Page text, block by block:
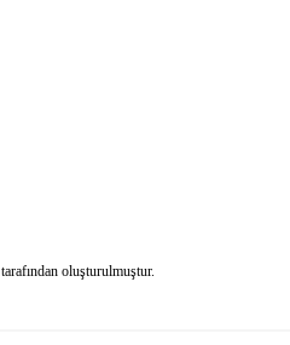
tarafından oluşturulmuştur.